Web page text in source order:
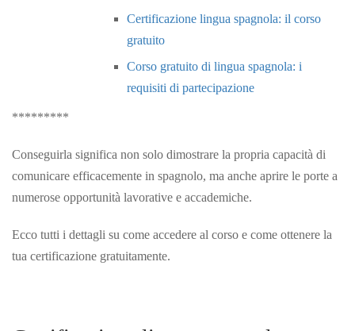
Certificazione lingua spagnola: il corso
gratuito
Corso gratuito di lingua spagnola: i
requisiti di partecipazione
*********
Conseguirla significa non solo dimostrare la propria capacità di
comunicare efficacemente in spagnolo, ma anche aprire le porte a
numerose opportunità lavorative e accademiche.
Ecco tutti i dettagli su come accedere al corso e come ottenere la
tua certificazione gratuitamente.